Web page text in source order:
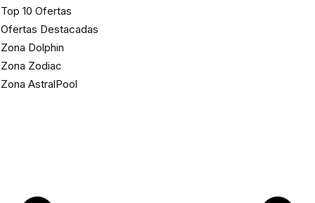
Top 10 Ofertas
Ofertas Destacadas
Zona Dolphin
Zona Zodiac
Zona AstralPool